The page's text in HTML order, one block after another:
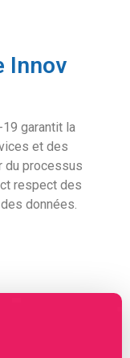
Innov
19 garantit la
et des
du processus
respect des
données.